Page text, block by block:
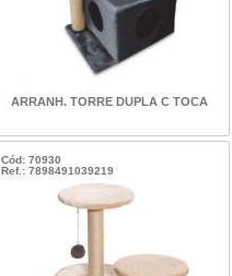
ARRANH. TORRE DUPLA C TOCA
Cód: 70930
Ref.: 7898491039219